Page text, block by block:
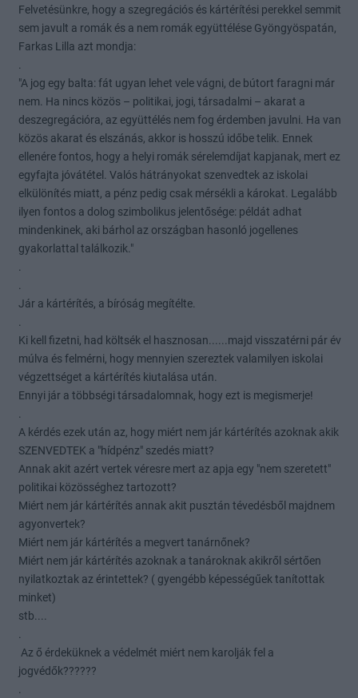
Felvetésünkre, hogy a szegregációs és kártérítési perekkel semmit
sem javult a romák és a nem romák együttélése Gyöngyöspatán,
Farkas Lilla azt mondja:
.
"A jog egy balta: fát ugyan lehet vele vágni, de bútort faragni már
nem. Ha nincs közös – politikai, jogi, társadalmi – akarat a
deszegregációra, az együttélés nem fog érdemben javulni. Ha van
közös akarat és elszánás, akkor is hosszú időbe telik. Ennek
ellenére fontos, hogy a helyi romák sérelemdíjat kapjanak, mert ez
egyfajta jóvátétel. Valós hátrányokat szenvedtek az iskolai
elkülönítés miatt, a pénz pedig csak mérsékli a károkat. Legalább
ilyen fontos a dolog szimbolikus jelentősége: példát adhat
mindenkinek, aki bárhol az országban hasonló jogellenes
gyakorlattal találkozik."
.
.
Jár a kártérítés, a bíróság megítélte.
.
Ki kell fizetni, had költsék el hasznosan......majd visszatérni pár év
múlva és felmérni, hogy mennyien szereztek valamilyen iskolai
végzettséget a kártérítés kiutalása után.
Ennyi jár a többségi társadalomnak, hogy ezt is megismerje!
.
A kérdés ezek után az, hogy miért nem jár kártérítés azoknak akik
SZENVEDTEK a "hídpénz" szedés miatt?
Annak akit azért vertek véresre mert az apja egy "nem szeretett"
politikai közösséghez tartozott?
Miért nem jár kártérítés annak akit pusztán tévedésből majdnem
agyonvertek?
Miért nem jár kártérítés a megvert tanárnőnek?
Miért nem jár kártérítés azoknak a tanároknak akikről sértően
nyilatkoztak az érintettek? ( gyengébb képességűek tanítottak
minket)
stb....
.
Az ő érdeküknek a védelmét miért nem karolják fel a
jogvédők??????
.